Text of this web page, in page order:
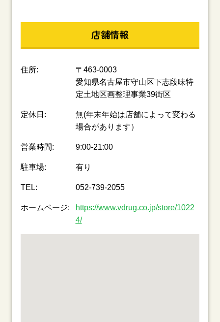
店舗情報
住所:
〒463-0003
愛知県名古屋市守山区下志段味特
定土地区画整理事業39街区
定休日:
無(年末年始は店舗によって変わる
場合があります）
営業時間: 9:00-21:00
駐車場: 有り
TEL: 052-739-2055
ホームページ:
https://www.vdrug.co.jp/store/1022
4/